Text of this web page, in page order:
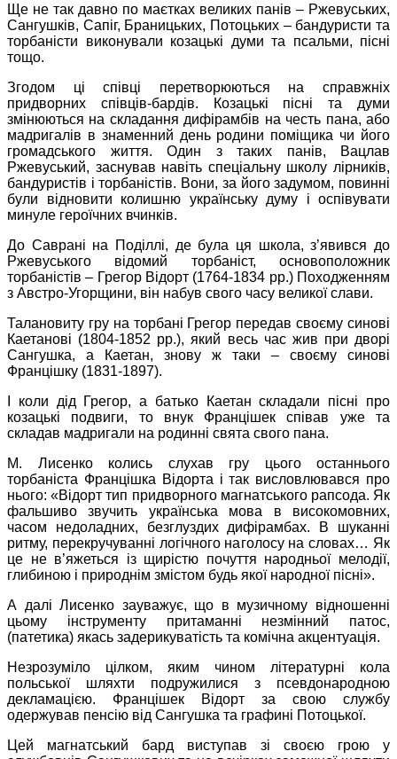
Ще не так давно по маєтках великих панів – Ржевуських,
Сангушків, Сапіг, Браницьких, Потоцьких – бандуристи та
торбаністи виконували козацькі думи та псальми, пісні
тощо.
Згодом ці співці перетворюються на справжніх
придворних співців-бардів. Козацькі пісні та думи
змінюються на складання дифірамбів на честь пана, або
мадригалів в знаменний день родини поміщика чи його
громадського життя. Один з таких панів, Вацлав
Ржевуський, заснував навіть спеціальну школу лірників,
бандуристів і торбаністів. Вони, за його задумом, повинні
були відновити колишню українську думу і оспівувати
минуле героїчних вчинків.
До Саврані на Поділлі, де була ця школа, з’явився до
Ржевуського відомий торбаніст, основоположник
торбаністів – Грегор Відорт (1764-1834 рр.) Походженням
з Австро-Угорщини, він набув свого часу великої слави.
Талановиту гру на торбані Грегор передав своєму синові
Каетанові (1804-1852 рр.), який весь час жив при дворі
Сангушка, а Каетан, знову ж таки – своєму синові
Францішку (1831-1897).
І коли дід Грегор, а батько Каетан складали пісні про
козацькі подвиги, то внук Францішек співав уже та
складав мадригали на родинні свята свого пана.
М. Лисенко колись слухав гру цього останнього
торбаніста Францішка Відорта і так висловлювався про
нього: «Відорт тип придворного магнатського рапсода. Як
фальшиво звучить українська мова в високомовних,
часом недоладних, безглуздих дифірамбах. В шуканні
ритму, перекручуванні логічного наголосу на словах… Як
це не в’яжеться із щирістю почуття народньої мелодії,
глибиною і природнім змістом будь якої народної пісні».
А далі Лисенко зауважує, що в музичному відношенні
цьому інструменту притаманні незмінний патос,
(патетика) якась задерикуватість та комічна акцентуація.
Незрозуміло цілком, яким чином літературні кола
польської шляхти подружилися з псевдонародною
декламацією. Францішек Відорт за свою службу
одержував пенсію від Сангушка та графині Потоцької.
Цей магнатський бард виступав зі своєю грою у